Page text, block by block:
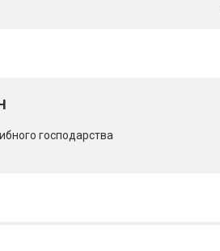
господарства